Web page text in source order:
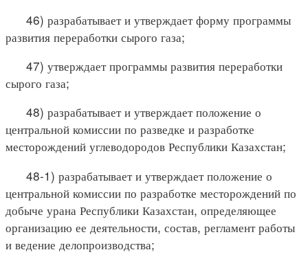
46) разрабатывает и утверждает форму программы
развития переработки сырого газа;
47) утверждает программы развития переработки
сырого газа;
48) разрабатывает и утверждает положение о
центральной комиссии по разведке и разработке
месторождений углеводородов Республики Казахстан;
48-1) разрабатывает и утверждает положение о
центральной комиссии по разработке месторождений по
добыче урана Республики Казахстан, определяющее
организацию ее деятельности, состав, регламент работы
и ведение делопроизводства;